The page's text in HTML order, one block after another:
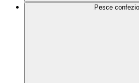
Pesce